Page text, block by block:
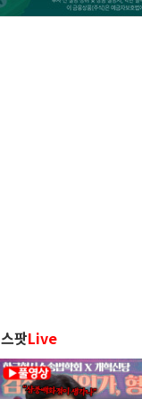
스팟Live